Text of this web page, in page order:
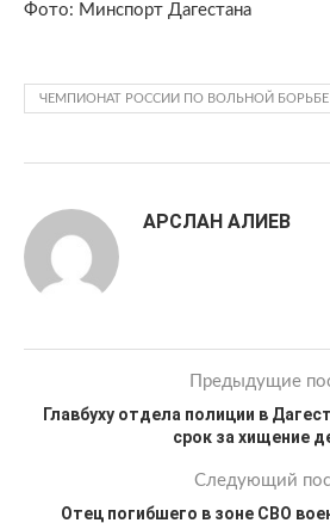
Фото: Минспорт Дагестана
ЧЕМПИОНАТ РОССИИ ПО ВОЛЬНОЙ БОРЬБЕ
АРСЛАН АЛИЕВ
Предыдущие
Главбуху отдела полиции в
срок за хищение
Следующий
Отец погибшего в зоне СВО